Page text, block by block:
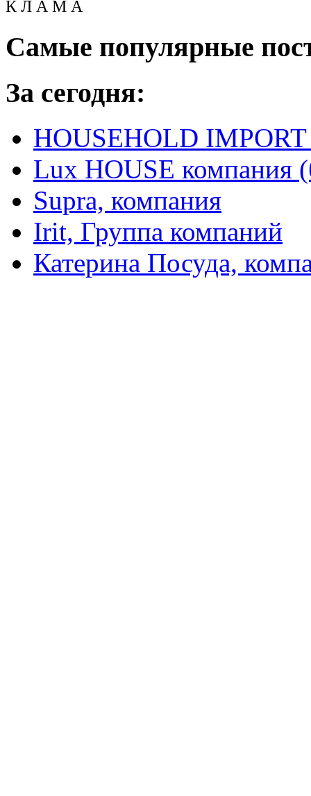
К Л А М А
Самые популярные
За сегодня:
HOUSEHOLD
Lux HOUSE компания
Supra, компания
Irit, Группа компаний
Катерина Посуда,